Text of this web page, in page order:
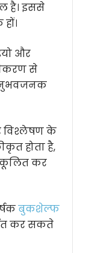
है। इससे
और
से
विश्लेषण के
होता है,
कर
बुकशेल्फ
कर सकते